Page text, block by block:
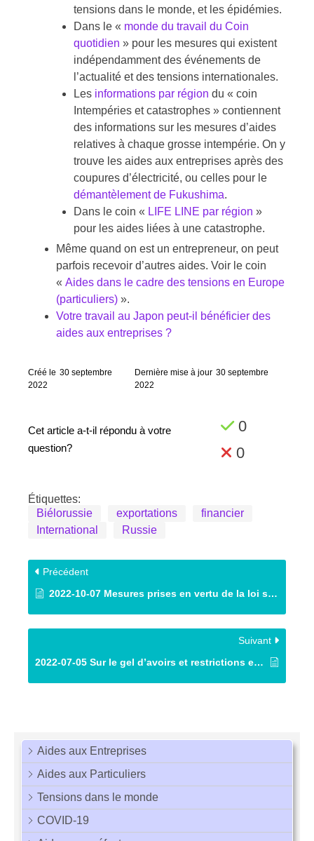
Aides aux Entreprises
Aides aux Particuliers
Tensions dans le monde
COVID-19
tensions dans le monde, et les épidémies.
Dans le « monde du travail du Coin
quotidien » pour les mesures qui existent
indépendamment des événements de
l’actualité et des tensions internationales.
Les informations par région du « coin
Intempéries et catastrophes » contiennent
des informations sur les mesures d’aides
relatives à chaque grosse intempérie. On y
trouve les aides aux entreprises après des
coupures d’électricité, ou celles pour le
démantèlement de Fukushima.
Dans le coin « LIFE LINE par région »
pour les aides liées à une catastrophe.
Même quand on est un entrepreneur, on peut
parfois recevoir d’autres aides. Voir le coin
« Aides dans le cadre des tensions en Europe
(particuliers) ».
Votre travail au Japon peut-il bénéficier des
aides aux entreprises ?
Créé le 30 septembre
2022
Dernière mise à jour 30 septembre
2022
Cet article a-t-il répondu à votre
question?
0
0
Étiquettes:
Biélorussie
exportations
financier
International
Russie
Précédent
2022-10-07 Mesures prises en vertu de la loi sur le change et le commerce extérieur concernant la situation en Ukraine
Suivant
2022-07-05 Sur le gel d’avoirs et restrictions envers des entités russes, etc.